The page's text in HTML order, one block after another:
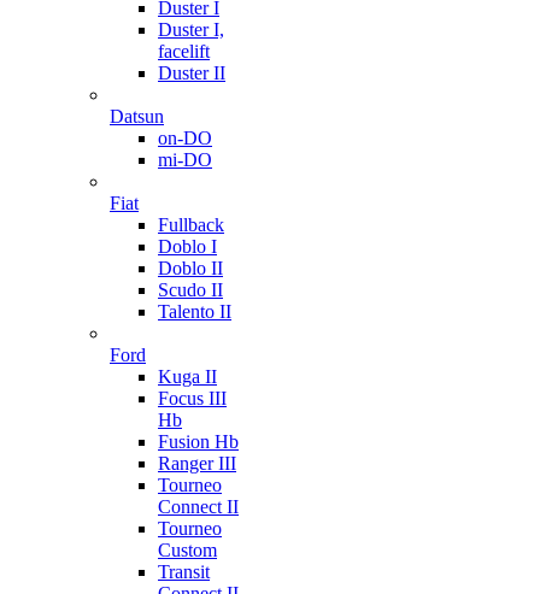
Duster I
Duster I,
facelift
Duster II
Datsun
on-DO
mi-DO
Fiat
Fullback
Doblo I
Doblo II
Scudo II
Talento II
Ford
Kuga II
Focus III
Hb
Fusion Hb
Ranger III
Tourneo
Connect II
Tourneo
Custom
Transit